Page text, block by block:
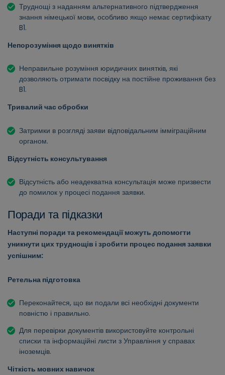
Труднощі з наданням альтернативного підтвердження
знання німецької мови, особливо якщо немає сертифікату
B1.
Непорозуміння щодо винятків
Неправильне розуміння юридичних винятків, які
дозволяють отримати посвідку на постійне проживання без
B1.
Тривалий час обробки
Затримки в розгляді заяви відповідальним імміграційним
органом.
Відсутність консультування
Відсутність або неадекватна консультація може призвести
до помилок у процесі подання заявки.
Поради та підказки
Наступні поради та рекомендації можуть допомогти
уникнути цих труднощів і зробити процес подання заявки
успішним:
Ретельна підготовка
Переконайтеся, що ви подали всі необхідні документи
повністю і правильно.
Для перевірки документів використовуйте контрольні
списки та інформаційні листи з Управління у справах
іноземців.
Чіткість мовних навичок